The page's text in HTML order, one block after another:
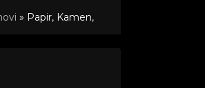
» Papir, Kamen,